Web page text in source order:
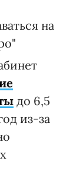
на
до 6,5
из-за